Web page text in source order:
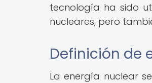
tecnología ha sido
nucleares, pero
Definición de
La energía nuclear